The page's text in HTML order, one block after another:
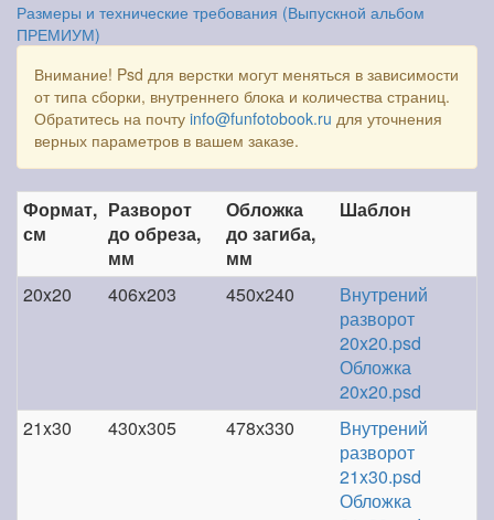
Размеры и технические требования (Выпускной альбом
ПРЕМИУМ)
Внимание! Psd для верстки могут меняться в зависимости
от типа сборки, внутреннего блока и количества страниц.
Обратитесь на почту info@funfotobook.ru для уточнения
верных параметров в вашем заказе.
Формат,
см
Разворот
до обреза,
мм
Обложка
до загиба,
мм
Шаблон
20x20 406x203 450х240
Внутрений
разворот
20x20.psd
Обложка
20x20.psd
21x30
430x305 478х330
Внутрений
разворот
21x30.psd
Обложка